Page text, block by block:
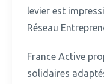
levier est
Réseau
France Active
solidaires